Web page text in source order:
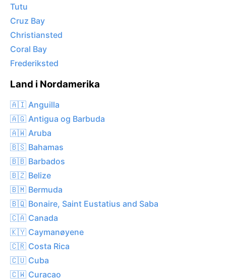
Tutu
Cruz Bay
Christiansted
Coral Bay
Frederiksted
Land i Nordamerika
🇦🇮 Anguilla
🇦🇬 Antigua og Barbuda
🇦🇼 Aruba
🇧🇸 Bahamas
🇧🇧 Barbados
🇧🇿 Belize
🇧🇲 Bermuda
🇧🇶 Bonaire, Saint Eustatius and Saba
🇨🇦 Canada
🇰🇾 Caymanøyene
🇨🇷 Costa Rica
🇨🇺 Cuba
🇨🇼 Curacao